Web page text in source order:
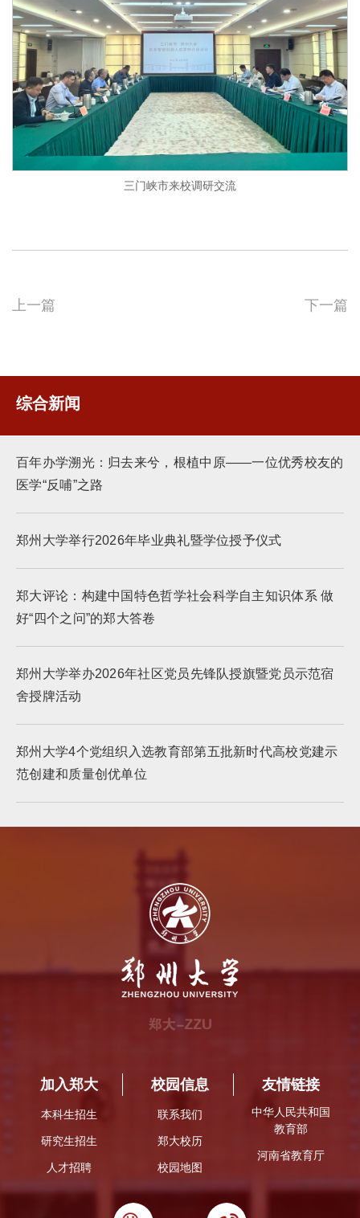
三门峡市来校调研交流
上一篇 下一篇
综合新闻
百年办学溯光：归去来兮，根植中原——一位优秀校友的
医学“反哺”之路
郑州大学举行2026年毕业典礼暨学位授予仪式
郑大评论：构建中国特色哲学社会科学自主知识体系 做
好“四个之问”的郑大答卷
郑州大学举办2026年社区党员先锋队授旗暨党员示范宿
舍授牌活动
郑州大学4个党组织入选教育部第五批新时代高校党建示
范创建和质量创优单位
加入郑大
本科生招生
研究生招生
人才招聘
校园信息
联系我们
郑大校历
校园地图
友情链接
中华人民共和国
教育部
河南省教育厅